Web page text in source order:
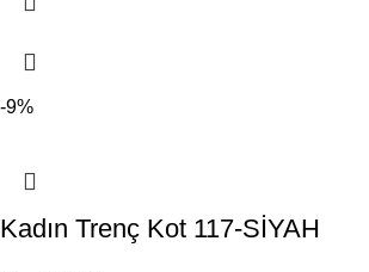
-9%
Kadın Trenç Kot 117-SİYAH